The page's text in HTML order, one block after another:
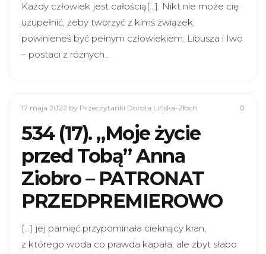
Każdy człowiek jest całością[…]. Nikt nie może cię
uzupełnić, żeby tworzyć z kimś związek,
powinieneś być pełnym człowiekiem. Libusza i Iwo
– postaci z różnych…
17 maja 2022 by Przeczytanki Dorota Lińska-Złoch 0
534 (17). „Moje życie
przed Tobą” Anna
Ziobro – PATRONAT
PRZEDPREMIEROWO
[…] jej pamięć przypominała cieknący kran,
z którego woda co prawda kapała, ale zbyt słabo